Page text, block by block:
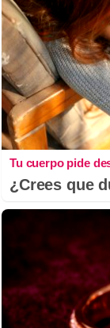
Tu cuerpo pide
¿Crees que